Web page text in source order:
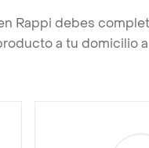
Rappi debes
a tu domicilio